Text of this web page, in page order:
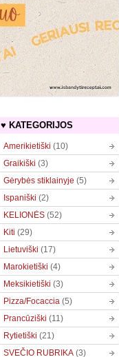
♥ KATEGORIJOS
Amerikietiški (10)
Graikiški (3)
Gėrybės stiklainyje (5)
Ispaniški (2)
KELIONĖS (52)
Kiti (29)
Lietuviški (17)
Marokietiški (4)
Meksikietiški (3)
Pizza/Focaccia (5)
Prancūziški (11)
Rytietiški (21)
SVEČIO RUBRIKA (3)